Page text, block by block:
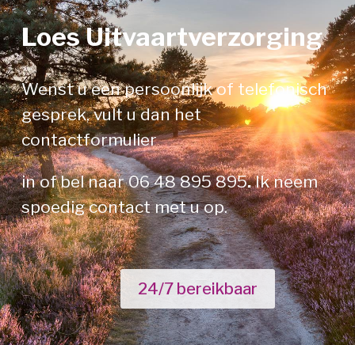
Loes Uitvaartverzorging
Wenst u een persoonlijk of telefonisch
gesprek, vult u dan het
contactformulier
in ofbel naar06 48 895 895.Ik neem
spoedig contact met u op.
24/7 bereikbaar